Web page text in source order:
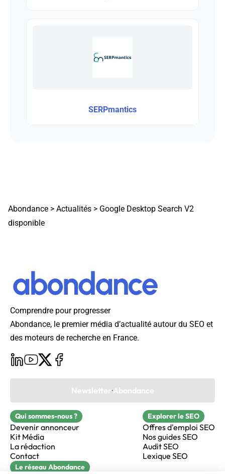
SERPmantics
Abondance > Actualités > Google Desktop Search V2
disponible
Comprendre pour progresser
Abondance, le premier média d’actualité autour du SEO et
des moteurs de recherche en France.
Newsletter Abondance
Qui sommes-nous ?
Devenir annonceur
Kit Média
La rédaction
Contact
Explorer le SEO
Offres d'emploi SEO
Nos guides SEO
Audit SEO
Lexique SEO
Le réseau Abondance